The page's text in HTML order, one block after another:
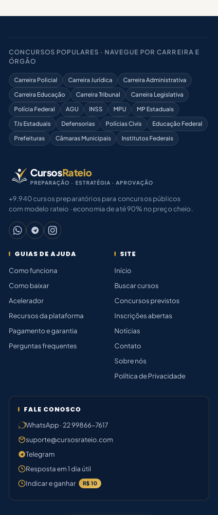
CONCURSOS POPULARES · NAVEGUE POR CARREIRA E
ÓRGÃO
Carreira Policial Carreira Jurídica
Carreira Administrativa
Carreira Educação
Carreira Tribunal
Carreira Legislativa
Polícia Federal
AGU INSS MPU
MP Estaduais
TJs Estaduais
Defensorias Polícias Civis
Educação Federal
Prefeituras
Câmaras Municipais Institutos Federais
CursosRateio
PREPARAÇÃO · ESTRATÉGIA · APROVAÇÃO
+9.940 cursos preparatórios para concursos públicos
com modelo rateio · economia de até 90% no preço cheio.
GUIAS DE AJUDA
Como funciona
Como baixar
Acelerador
Recursos da plataforma
Pagamento e garantia
Perguntas frequentes
SITE
Início
Buscar cursos
Concursos previstos
Inscrições abertas
Notícias
Contato
Sobre nós
Política de Privacidade
FALE CONOSCO
WhatsApp · 22 99866-7617
suporte@cursosrateio.com
Telegram
Resposta em 1 dia útil
Indicar e ganhar
R$ 10